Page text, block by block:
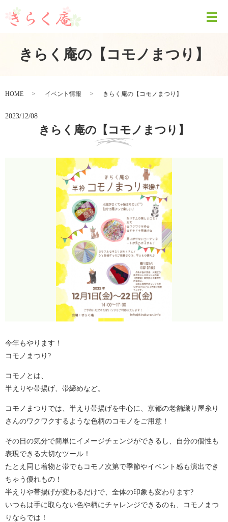
きらく庵の【コモノまつり】
HOME イベント情報 きらく庵の【コモノまつり】
2023/12/08
きらく庵の【コモノまつり】
今年もやります！
コモノまつり?
コモノとは、
半えりや帯揚げ、帯締めなど。
コモノまつりでは、半えり帯揚げを中心に、京都の老舗織り屋糸り
さんのワクワクするような色柄のコモノをご用意！
その日の気分で簡単にイメージチェンジができるし、自分の個性も
表現できる大切なツール！
たとえ同じ着物と帯でもコモノ次第で季節やイベント感も演出でき
ちゃう優れもの！
半えりや帯揚げが変わるだけで、全体の印象も変わります?
いつもは手に取らない色や柄にチャレンジできるのも、コモノまつ
りならでは！